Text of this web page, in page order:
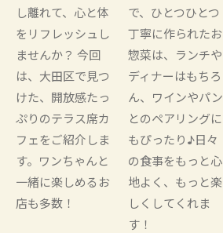
し離れて、心と体
をリフレッシュし
ませんか？ 今回
は、大田区で見つ
けた、開放感たっ
ぷりのテラス席カ
フェをご紹介しま
す。ワンちゃんと
一緒に楽しめるお
店も多数！
で、ひとつひとつ
丁寧に作られたお
惣菜は、ランチや
ディナーはもちろ
ん、ワインやパン
とのペアリングに
もぴったり♪日々
の食事をもっと心
地よく、もっと楽
しくしてくれま
す！